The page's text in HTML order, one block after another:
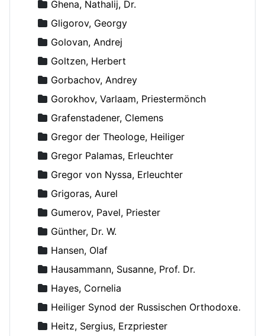
Ghena, Nathalij, Dr.
Gligorov, Georgy
Golovan, Andrej
Goltzen, Herbert
Gorbachov, Andrey
Gorokhov, Varlaam, Priestermönch
Grafenstadener, Clemens
Gregor der Theologe, Heiliger
Gregor Palamas, Erleuchter
Gregor von Nyssa, Erleuchter
Grigoras, Aurel
Gumerov, Pavel, Priester
Günther, Dr. W.
Hansen, Olaf
Hausammann, Susanne, Prof. Dr.
Hayes, Cornelia
Heiliger Synod der Russischen Orthodoxen Kirche
Heitz, Sergius, Erzpriester